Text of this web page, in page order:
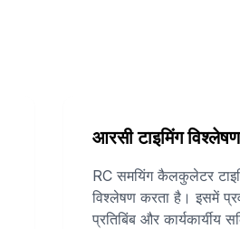
आरसी टाइमिंग विश्लेषण
RC समयिंग कैलकुलेटर
विश्लेषण करता है। इसमें
प्रतिबिंब और कार्यकार्यीय